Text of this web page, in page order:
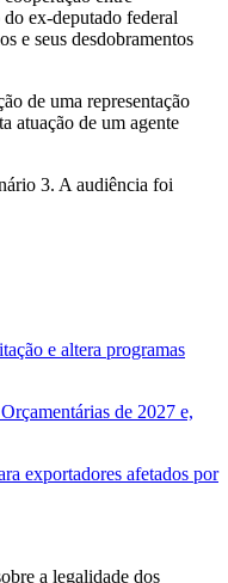
ex-deputado federal
e seus desdobramentos
de uma representação
atuação de um agente
3. A audiência foi
e altera programas
de 2027 e,
exportadores afetados por
a legalidade dos